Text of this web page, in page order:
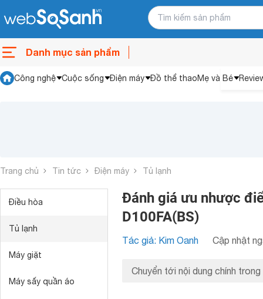
Danh mục sản phẩm
Công nghệ Cuộc sống Điện máy Đồ thể thaoMẹ và Bé
Trang chủ Tin tức Điện máy Tủ lạnh
Điều hòa
Tủ lạnh
Máy giặt
Máy sấy quần áo
Đánh giá ưu nhược
D100FA(BS)
Tác giả: Kim Oanh Cập nhật
Chuyển tới nội dung chính trong